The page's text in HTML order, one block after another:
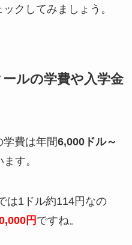
クしてみましょう。
ルの学費や入学金
費は年間6,000ドル～
す。
は1ドル約114円なの
円ですね。